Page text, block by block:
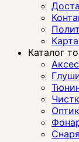
Каталог